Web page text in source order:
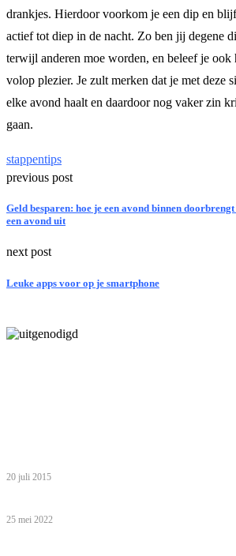
drankjes. Hierdoor voorkom je een dip en
actief tot diep in de nacht. Zo ben jij degene
terwijl anderen moe worden, en beleef je ook
volop plezier. Je zult merken dat je met deze
elke avond haalt en daardoor nog vaker zin
gaan.
stappentips
previous post
Geld besparen: hoe je een avond binnen
een avond uit
next post
Leuke apps voor op je smartphone
20 juli 2015
25 mei 2022